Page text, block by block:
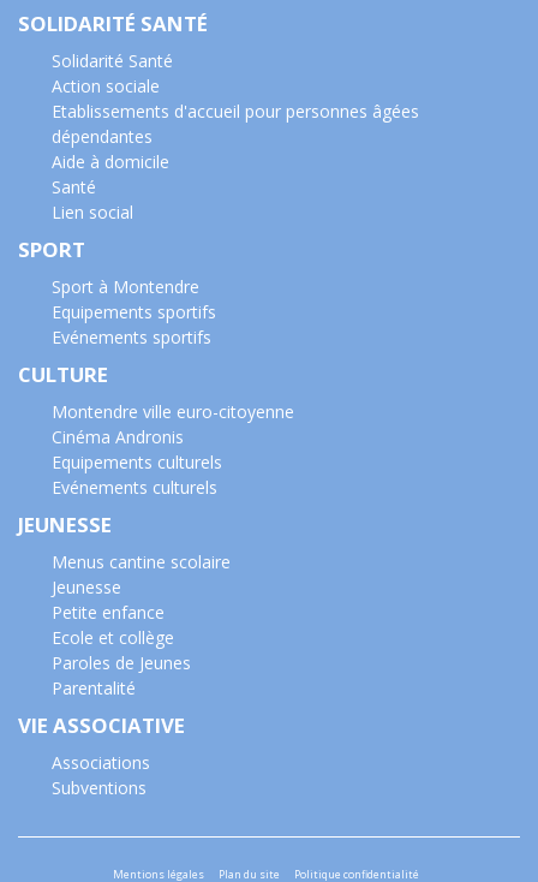
SOLIDARITÉ SANTÉ
Solidarité Santé
Action sociale
Etablissements d'accueil pour personnes âgées
dépendantes
Aide à domicile
Santé
Lien social
SPORT
Sport à Montendre
Equipements sportifs
Evénements sportifs
CULTURE
Montendre ville euro-citoyenne
Cinéma Andronis
Equipements culturels
Evénements culturels
JEUNESSE
Menus cantine scolaire
Jeunesse
Petite enfance
Ecole et collège
Paroles de Jeunes
Parentalité
VIE ASSOCIATIVE
Associations
Subventions
Mentions légales Plan du site Politique confidentialité